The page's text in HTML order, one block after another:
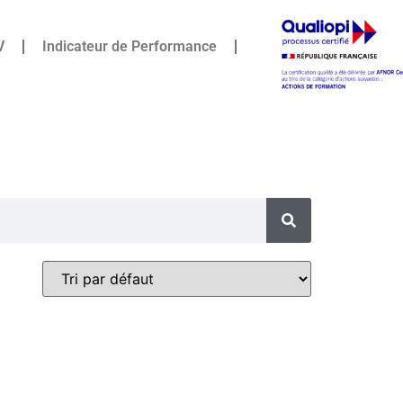
Indicateur de Performance